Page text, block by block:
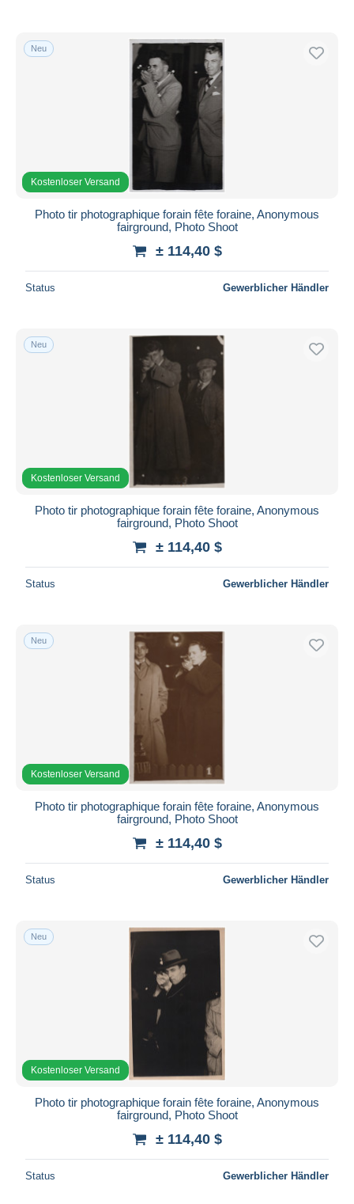
Neu
Kostenloser Versand
Photo tir photographique forain fête foraine, Anonymous
fairground, Photo Shoot
± 114,40 $
Status Gewerblicher Händler
Neu
Kostenloser Versand
Photo tir photographique forain fête foraine, Anonymous
fairground, Photo Shoot
± 114,40 $
Status Gewerblicher Händler
Neu
Kostenloser Versand
Photo tir photographique forain fête foraine, Anonymous
fairground, Photo Shoot
± 114,40 $
Status Gewerblicher Händler
Neu
Kostenloser Versand
Photo tir photographique forain fête foraine, Anonymous
fairground, Photo Shoot
± 114,40 $
Status Gewerblicher Händler